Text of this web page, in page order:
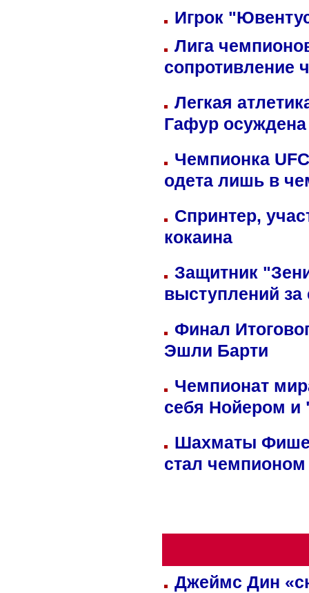
Игрок
Лига
сопротивление
Легкая
Гафур осуждена
Чемпионка
одета лишь в
Спринтер,
кокаина
Защитник
выступлений
Финал
Эшли Барти
Чемпионат
себя Нойером и
Шахматы
стал
Джеймс Дин